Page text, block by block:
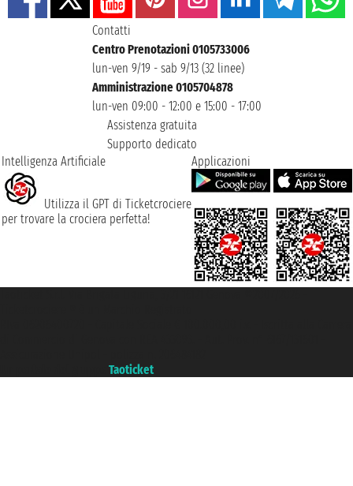
Contatti
Centro Prenotazioni 0105733006
lun-ven 9/19 - sab 9/13 (32 linee)
Amministrazione 0105704878
lun-ven 09:00 - 12:00 e 15:00 - 17:00
Assistenza gratuita
Supporto dedicato
Intelligenza Artificiale
Utilizza il GPT di Ticketcrociere
per trovare la crociera perfetta!
Applicazioni
Taoticket